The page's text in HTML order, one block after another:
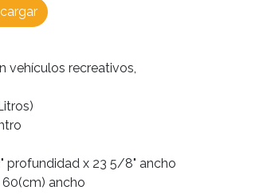
vehículos recreativos,
profundidad x 23 5/8" ancho
ancho